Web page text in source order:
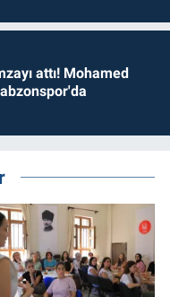
attı! Mohamed